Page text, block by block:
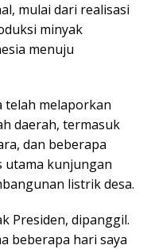
mulai dari realisasi
minyak
menuju
telah melaporkan
daerah, termasuk
dan beberapa
utama kunjungan
listrik desa.
Presiden, dipanggil.
beberapa hari saya